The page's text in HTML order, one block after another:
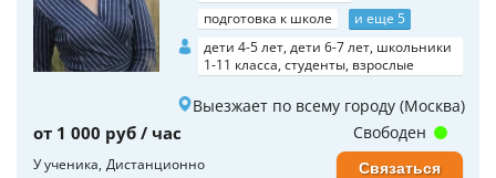
подготовка к школе
и еще 5
дети 4-5 лет, дети 6-7 лет, школьники
1-11 класса, студенты, взрослые
Выезжает по всему городу (Москва)
от 1 000 руб / час
У ученика Дистанционно
Свободен
Связаться